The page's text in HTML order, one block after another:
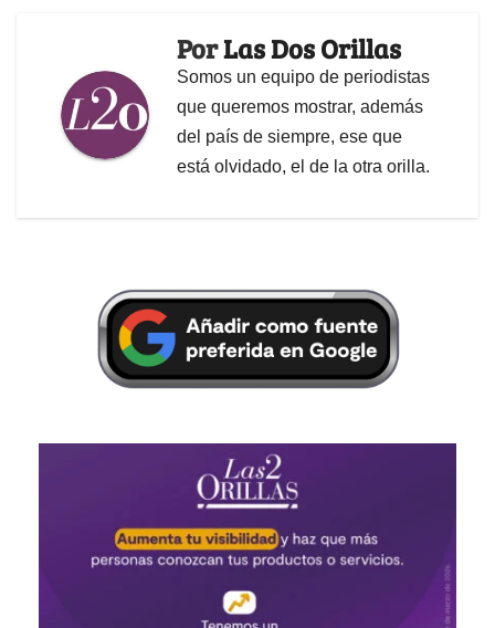
PorLas Dos Orillas
Somos un equipo de periodistas
que queremos mostrar, además
del país de siempre, ese que
está olvidado, el de la otra orilla.